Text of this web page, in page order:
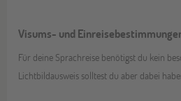
Visums- und
Für deine Sprachreise benötigst du kein
Lichtbildausweis solltest du aber dabei